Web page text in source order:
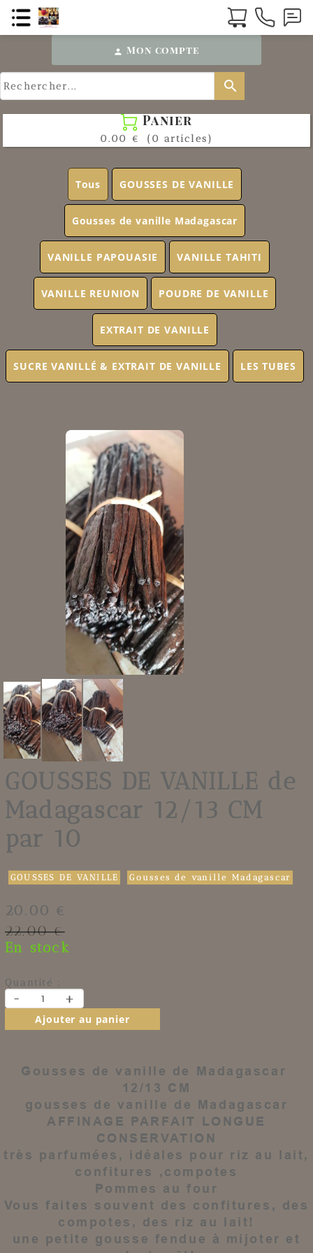
person Mon compte
search
 Panier
0.00 € (0 articles)
Tous GOUSSES DE VANILLE
Gousses de vanille Madagascar
VANILLE PAPOUASIE VANILLE TAHITI
VANILLE REUNION POUDRE DE VANILLE
EXTRAIT DE VANILLE
SUCRE VANILLÉ & EXTRAIT DE VANILLE LES TUBES
GOUSSES DE VANILLE de
Madagascar 12/13 CM
par 10
GOUSSES DE VANILLE Gousses de vanille Madagascar
20.00 €
22.00 €
En stock
Quantité :
- +
Ajouter au panier
Gousses de vanille de Madagascar
12/13 CM
gousses de vanille de Madagascar
AFFINAGE PARFAIT LONGUE
CONSERVATION
très parfumées, idéales pour riz au lait,
confitures ,compotes
Pommes au four
Vous faites souvent des confitures, des
compotes, des riz au lait!
une petite gousse fendue à mijoter et